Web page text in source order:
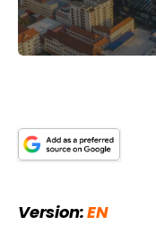
全球市场
Version: EN